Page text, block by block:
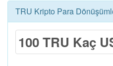
TRU Kripto Para
100 TRU Kaç